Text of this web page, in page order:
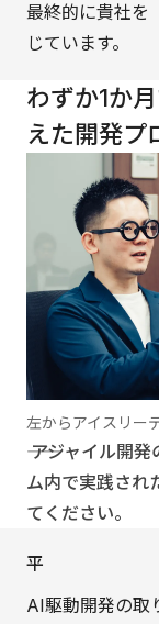
最終的に貴社を
じています。
わずか1か
えた開発プ
左からアイスリー
―― アジャイル開
ム内で実践され
てください。
平
AI駆動開発の取